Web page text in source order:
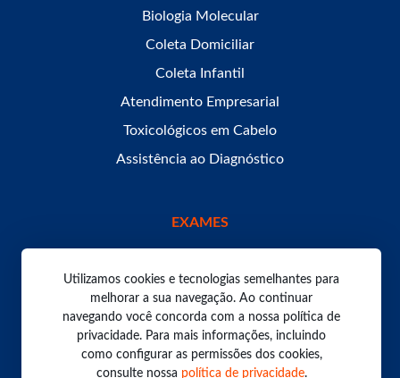
Biologia Molecular
Coleta Domiciliar
Coleta Infantil
Atendimento Empresarial
Toxicológicos em Cabelo
Assistência ao Diagnóstico
EXAMES
Todos os direitos reservados. Laboratório Bom Pastor
2026.
Política de Privacidade
Utilizamos cookies e tecnologias semelhantes para
melhorar a sua navegação. Ao continuar
navegando você concorda com a nossa política de
privacidade. Para mais informações, incluindo
como configurar as permissões dos cookies,
consulte nossa política de privacidade.